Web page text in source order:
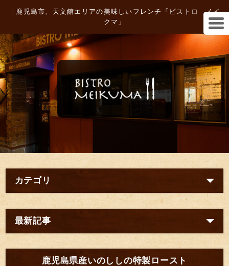
｜鹿児島市、天文館エリアの美味しいフレンチ「ビストロ メイ
クマ」
カテゴリ
最新記事
鹿児島県産いのししの特製ロースト